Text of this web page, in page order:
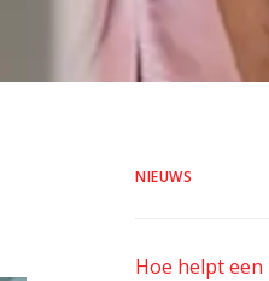
NIEUWS
Hoe helpt